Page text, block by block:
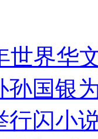
世界华
孙国银
行闪小